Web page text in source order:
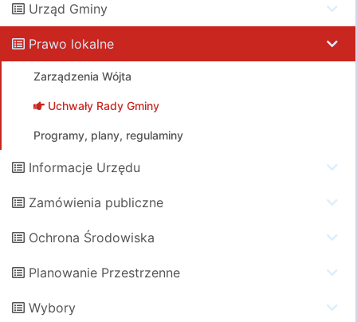
Urząd Gminy
Prawo lokalne
Zarządzenia Wójta
Uchwały Rady Gminy
Programy, plany, regulaminy
Informacje Urzędu
Zamówienia publiczne
Ochrona Środowiska
Planowanie Przestrzenne
Wybory